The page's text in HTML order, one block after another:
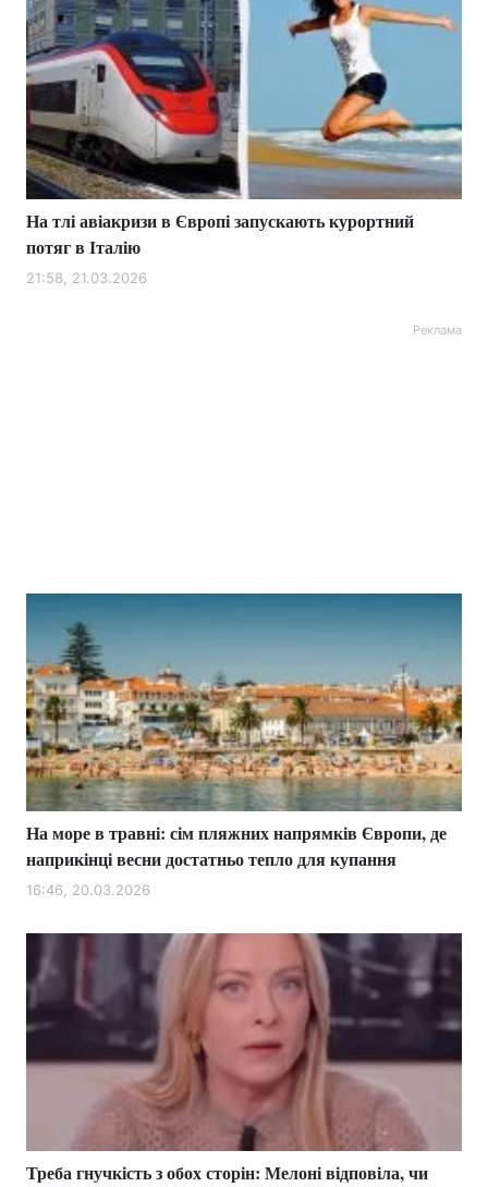
На тлі авіакризи в Європі запускають курортний
потяг в Італію
21:58, 21.03.2026
Реклама
На море в травні: сім пляжних напрямків Європи, де
наприкінці весни достатньо тепло для купання
16:46, 20.03.2026
Треба гнучкість з обох сторін: Мелоні відповіла, чи